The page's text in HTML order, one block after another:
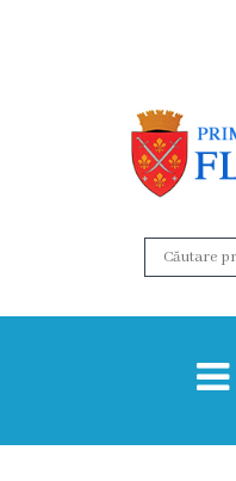
Primăria
Structura,